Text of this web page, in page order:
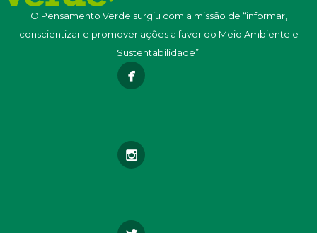
O Pensamento Verde surgiu com a missão de “informar,
conscientizar e promover ações a favor do Meio Ambiente e
Sustentabilidade”.